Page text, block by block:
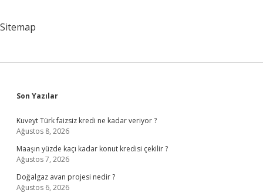
Sitemap
Sidebar
Son Yazılar
Kuveyt Türk faizsiz kredi ne kadar veriyor ?
Ağustos 8, 2026
Maaşın yüzde kaçı kadar konut kredisi çekilir ?
Ağustos 7, 2026
Doğalgaz avan projesi nedir ?
Ağustos 6, 2026